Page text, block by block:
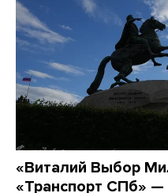
«Виталий Выбор
«Транспорт СПб» —